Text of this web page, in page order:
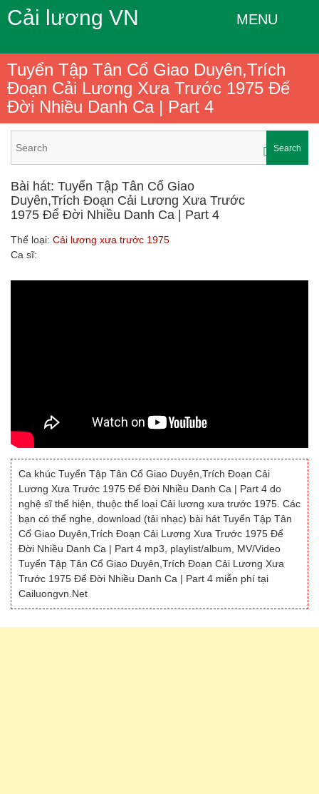
Cải lương VN MENU
Tuyển Tập Tân Cổ Giao Duyên,Trích
Đoạn Cải Lương Xưa Trước 1975 Để
Đời Nhiều Danh Ca | Part 4
Search
Bài hát: Tuyển Tập Tân Cổ Giao
Duyên,Trích Đoạn Cải Lương Xưa Trước
1975 Để Đời Nhiều Danh Ca | Part 4
Thể loại: Cải lương xưa trước 1975
Ca sĩ:
Ca khúc Tuyển Tập Tân Cổ Giao Duyên,Trích Đoạn Cải
Lương Xưa Trước 1975 Để Đời Nhiều Danh Ca | Part 4 do
nghệ sĩ thể hiện, thuộc thể loại Cải lương xưa trước 1975. Các
bạn có thể nghe, download (tải nhạc) bài hát Tuyển Tập Tân
Cổ Giao Duyên,Trích Đoạn Cải Lương Xưa Trước 1975 Để
Đời Nhiều Danh Ca | Part 4 mp3, playlist/album, MV/Video
Tuyển Tập Tân Cổ Giao Duyên,Trích Đoạn Cải Lương Xưa
Trước 1975 Để Đời Nhiều Danh Ca | Part 4 miễn phí tại
Cailuongvn.Net